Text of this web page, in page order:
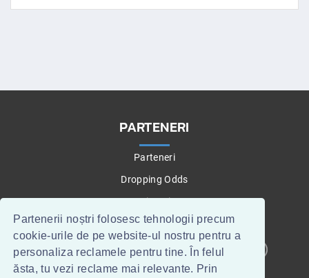
Partenerii noștri folosesc tehnologii precum
cookie-urile de pe website-ul nostru pentru a
personaliza reclamele pentru tine. În felul
ăsta, tu vezi reclame mai relevante. Prin
PARTENERI
Parteneri
Dropping Odds
Betting Tips
CONTACT WEBMASTERI